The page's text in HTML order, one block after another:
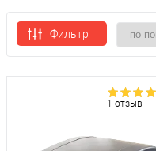
Фильтр
1 отзыв